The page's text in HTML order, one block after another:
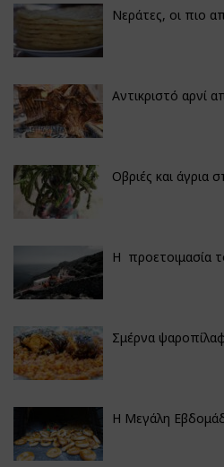
Νεράτες, οι πιο
Αντικριστό αρνί
Οβριές και άγρια
Η προετοιμασία
Σμέρνα
Η Μεγάλη